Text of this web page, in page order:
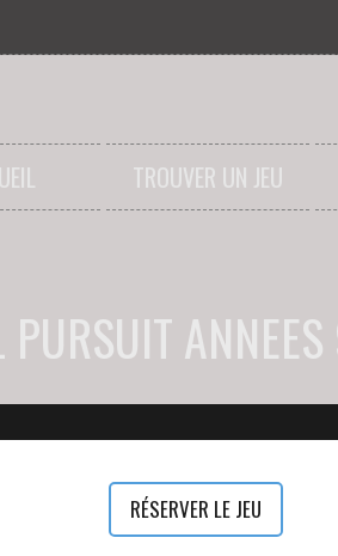
TROUVER UN JEU
PURSUIT
RÉSERVER LE JEU